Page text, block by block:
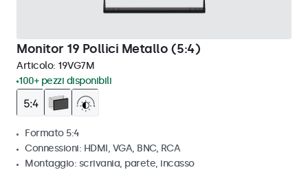
Monitor 19 Pollici Metallo (5:4)
Articolo: 19VG7M
100+ pezzi disponibili
Formato 5:4
Connessioni: HDMI, VGA, BNC, RCA
Montaggio: scrivania, parete, incasso